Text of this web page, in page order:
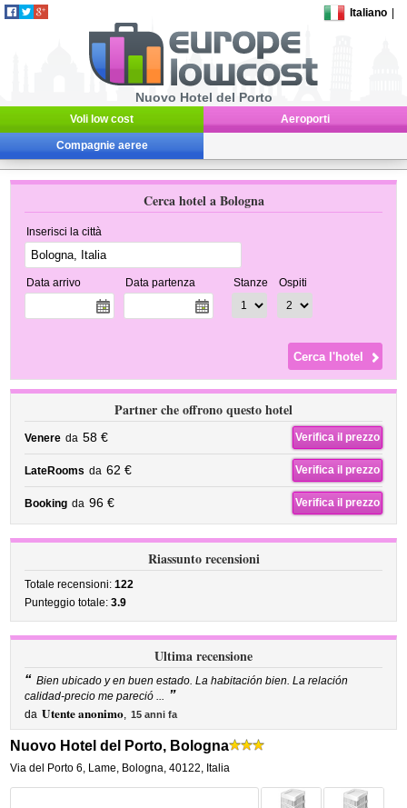
Italiano
Nuovo Hotel del Porto
Voli low cost Aeroporti
Compagnie aeree
Cerca hotel a Bologna
Inserisci la città
Data arrivo Data partenza Stanze Ospiti
Partner che offrono questo hotel
Venere da 58 € Verifica il prezzo
LateRooms da 62 € Verifica il prezzo
Booking da 96 € Verifica il prezzo
Riassunto recensioni
Totale recensioni:122
Punteggio totale:3.9
Ultima recensione
“ Bien ubicado y en buen estado. La habitación bien. La relación
calidad-precio me pareció ... ”
da Utente anonimo, 15 anni fa
Nuovo Hotel del Porto, Bologna
Via del Porto 6, Lame, Bologna,40122, Italia